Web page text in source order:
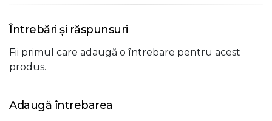
Întrebări și răspunsuri
Fii primul care adaugă o întrebare pentru acest
produs.
Adaugă întrebarea